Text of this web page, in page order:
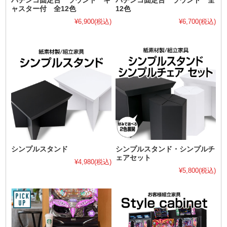
ャスター付 全12色
¥6,900(税込)
12色
¥6,700(税込)
シンプルスタンド
¥4,980(税込)
シンプルスタンド・シンプルチ
ェアセット
¥5,800(税込)